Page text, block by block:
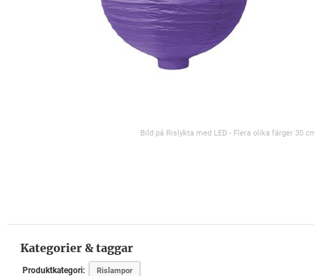
Bild på Rislykta med LED - Flera olika färger 30
Kategorier & taggar
Produktkategori: Rislampor